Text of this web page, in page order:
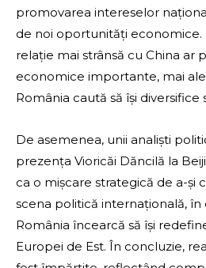
promovarea intereselor
de noi oportunități economice.
relație mai strânsă cu China ar
economice importante, mai
România caută să își diversifice
De asemenea, unii analiști
prezența Vioricăi Dăncilă la
ca o mișcare strategică de a-și
scena politică internațională,
România încearcă să își
Europei de Est. În concluzie,